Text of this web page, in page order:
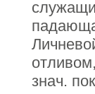
знач.